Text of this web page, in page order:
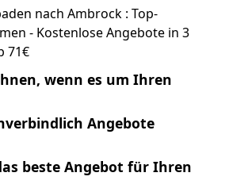
nach Ambrock : Top-
- Kostenlose Angebote in 3
71€
wenn es um Ihren
Angebote
beste Angebot für Ihren